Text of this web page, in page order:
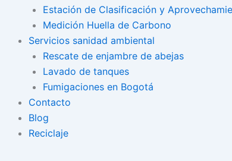
Estación de Clasificación y
Medición Huella de Carbono
Servicios sanidad ambiental
Rescate de enjambre de abejas
Lavado de tanques
Fumigaciones en Bogotá
Contacto
Blog
Reciclaje